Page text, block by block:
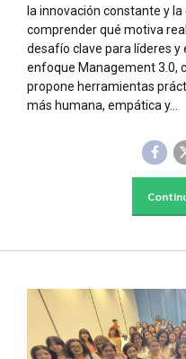
la innovación constante y
comprender qué motiva
desafío clave para líderes
enfoque Management 3.0,
propone herramientas
más humana, empática y...